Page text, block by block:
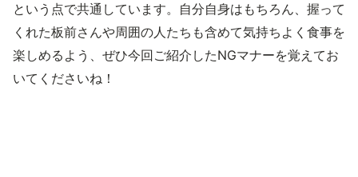
という点で共通しています。自分自身はもちろん、握って
くれた板前さんや周囲の人たちも含めて気持ちよく食事を
楽しめるよう、ぜひ今回ご紹介したNGマナーを覚えてお
いてくださいね！